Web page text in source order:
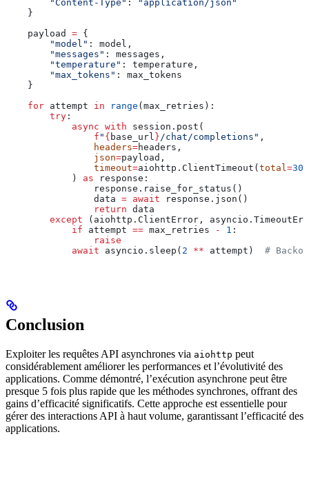
        "Content-Type"
:
"application/json"
    }
    payload
= {
        "model"
: model,
        "messages"
: messages,
        "temperature"
: temperature,
        "max_tokens"
: max_tokens
    }
    for
attempt in range (max_retries):
        try
:
            async
with session.post(
                f
" { base_url }/chat/completions" ,
                headers
=headers,
                json
=payload,
                timeout
=aiohttp.ClientTimeout( total=30
            )
as response:
                response.raise_for_status()
                data
= await response.json()
                return
data
        except
(aiohttp.ClientError,
            if
attempt == max_retries - 1 :
                raise
            await
asyncio.sleep( 2 ** attempt) #
Conclusion
Exploiter les requêtes API asynchrones via aiohttp peut
considérablement améliorer les performances et l’évolutivité des
applications. Comme démontré, l’exécution asynchrone peut être
presque 5 fois plus rapide que les méthodes synchrones, offrant des
gains d’efficacité significatifs. Cette approche est essentielle pour
gérer des interactions API à haut volume, garantissant l’efficacité des
applications.